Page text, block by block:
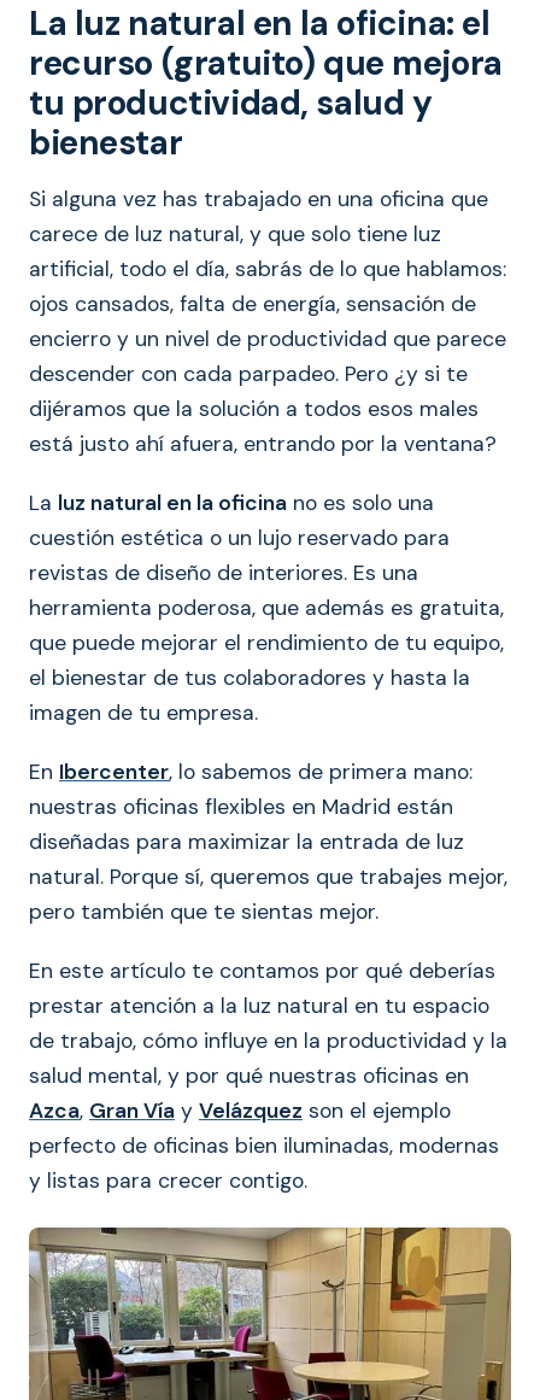
La luz natural en la oficina: el
recurso (gratuito) que mejora
tu productividad, salud y
bienestar
Si alguna vez has trabajado en una oficina que
carece de luz natural, y que solo tiene luz
artificial, todo el día, sabrás de lo que hablamos:
ojos cansados, falta de energía, sensación de
encierro y un nivel de productividad que parece
descender con cada parpadeo. Pero ¿y si te
dijéramos que la solución a todos esos males
está justo ahí afuera, entrando por la ventana?
La luz natural en la oficina no es solo una
cuestión estética o un lujo reservado para
revistas de diseño de interiores. Es una
herramienta poderosa, que además es gratuita,
que puede mejorar el rendimiento de tu equipo,
el bienestar de tus colaboradores y hasta la
imagen de tu empresa.
En Ibercenter, lo sabemos de primera mano:
nuestras oficinas flexibles en Madrid están
diseñadas para maximizar la entrada de luz
natural. Porque sí, queremos que trabajes mejor,
pero también que te sientas mejor.
En este artículo te contamos por qué deberías
prestar atención a la luz natural en tu espacio
de trabajo, cómo influye en la productividad y la
salud mental, y por qué nuestras oficinas en
Azca, Gran Vía y Velázquez son el ejemplo
perfecto de oficinas bien iluminadas, modernas
y listas para crecer contigo.